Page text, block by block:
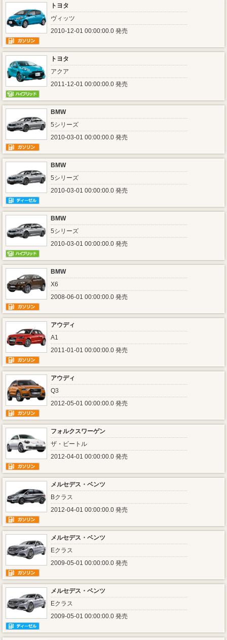
トヨタ
ヴィッツ
2010-12-01 00:00:00.0 発売
トヨタ
アクア
2011-12-01 00:00:00.0 発売
BMW
5シリーズ
2010-03-01 00:00:00.0 発売
BMW
5シリーズ
2010-03-01 00:00:00.0 発売
BMW
5シリーズ
2010-03-01 00:00:00.0 発売
BMW
X6
2008-06-01 00:00:00.0 発売
アウディ
A1
2011-01-01 00:00:00.0 発売
アウディ
Q3
2012-05-01 00:00:00.0 発売
フォルクスワーゲン
ザ・ビートル
2012-04-01 00:00:00.0 発売
メルセデス・ベンツ
Bクラス
2012-04-01 00:00:00.0 発売
メルセデス・ベンツ
Eクラス
2009-05-01 00:00:00.0 発売
メルセデス・ベンツ
Eクラス
2009-05-01 00:00:00.0 発売